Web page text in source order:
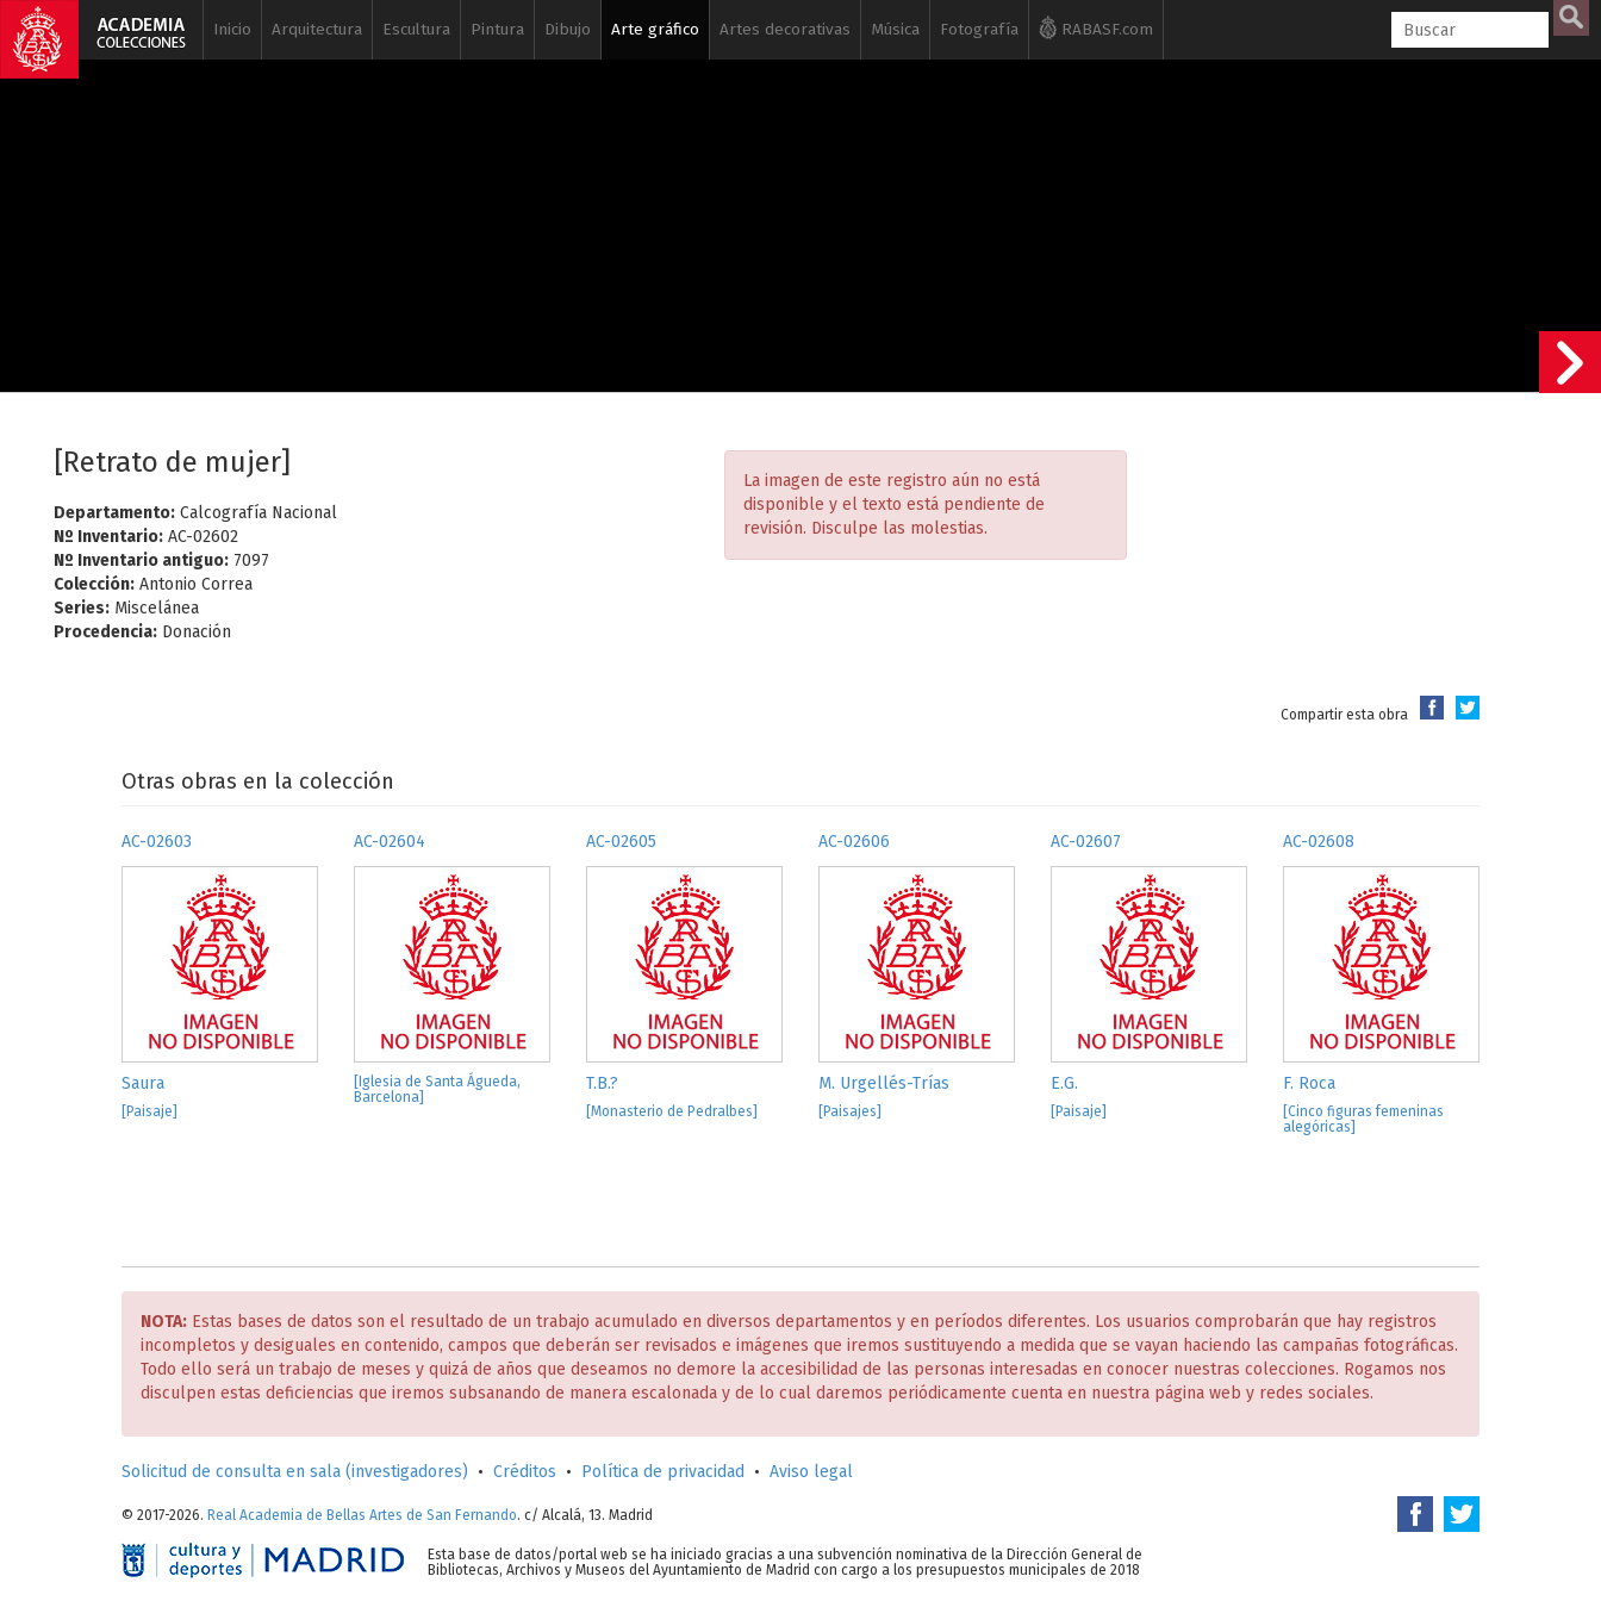
Inicio Arquitectura Escultura Pintura Dibujo Arte gráfico Artes decorativas Música Fotografía RABASF.com
[Retrato de mujer]
Departamento: Calcografía Nacional
Nº Inventario: AC-02602
Nº Inventario antiguo: 7097
Colección: Antonio Correa
Series: Miscelánea
Procedencia: Donación
La imagen de este registro aún no está
disponible y el texto está pendiente de
revisión. Disculpe las molestias.
Compartir esta obra
Otras obras en la colección
AC-02603
Saura
[Paisaje]
AC-02604
[Iglesia de Santa Águeda,
Barcelona]
AC-02605
T.B.?
[Monasterio de Pedralbes]
AC-02606
M. Urgellés-Trías
[Paisajes]
AC-02607
E.G.
[Paisaje]
AC-02608
F. Roca
[Cinco figuras femeninas
alegóricas]
NOTA: Estas bases de datos son el resultado de un trabajo acumulado en diversos departamentos y en períodos diferentes. Los usuarios comprobarán que hay registros
incompletos y desiguales en contenido, campos que deberán ser revisados e imágenes que iremos sustituyendo a medida que se vayan haciendo las campañas fotográficas.
Todo ello será un trabajo de meses y quizá de años que deseamos no demore la accesibilidad de las personas interesadas en conocer nuestras colecciones. Rogamos nos
disculpen estas deficiencias que iremos subsanando de manera escalonada y de lo cual daremos periódicamente cuenta en nuestra página web y redes sociales.
Solicitud de consulta en sala (investigadores) • Créditos • Política de privacidad • Aviso legal
© 2017-2026. Real Academia de Bellas Artes de San Fernando. c/ Alcalá, 13. Madrid
Esta base de datos/portal web se ha iniciado gracias a una subvención nominativa de la Dirección General de
Bibliotecas, Archivos y Museos del Ayuntamiento de Madrid con cargo a los presupuestos municipales de 2018